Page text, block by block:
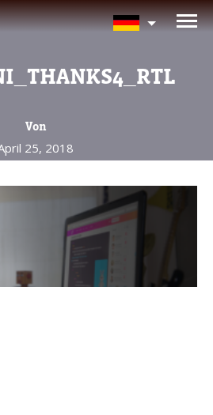
Von
25, 2018
HILFE BEI